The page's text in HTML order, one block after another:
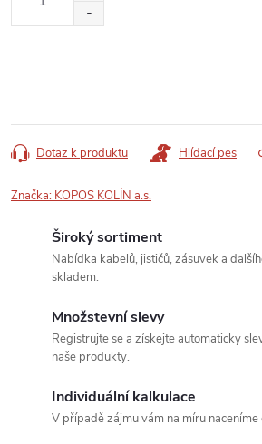
Dotaz k produktu Hlídací pes
Značka: KOPOS KOLÍN a.s.
Široký sortiment
Nabídka kabelů, jističů, zásuvek a
skladem.
Množstevní slevy
Registrujte se a získejte automaticky
naše produkty.
Individuální kalkulace
V případě zájmu vám na míru naceníme